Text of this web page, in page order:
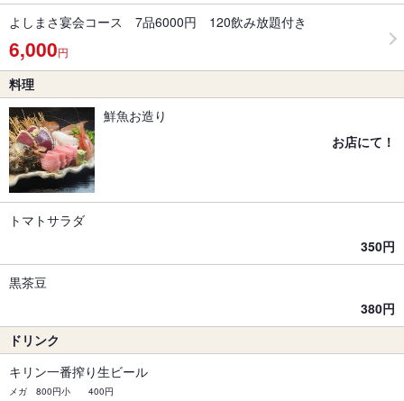
よしまさ宴会コース 7品6000円 120飲み放題付き
6,000円
料理
鮮魚お造り
お店にて！
トマトサラダ
350円
黒茶豆
380円
ドリンク
キリン一番搾り生ビール
メガ 800円小 400円